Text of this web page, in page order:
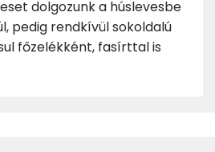
dolgozunk a húslevesbe
pedig rendkívül sokoldalú
főzelékként, fasírttal is